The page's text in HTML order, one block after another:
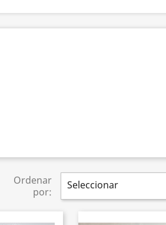
Ordenar
por:
Seleccionar